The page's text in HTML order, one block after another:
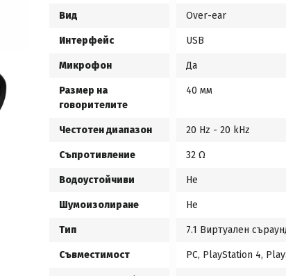
Вид Over-ear
Интерфейс USB
Микрофон Да
Размер на
говорителите
40 мм
Честотен диапазон 20 Hz - 20 kHz
Съпротивление 32 Ω
Водоустойчиви Не
Шумоизолиране Не
Тип 7.1 Виртуален
Съвместимост PC, PlayStation 4,